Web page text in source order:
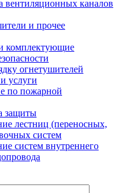
вентиляционных каналов
и прочее
комплектующие
огнетушителей
услуги
по пожарной
защиты
лестниц (переносных,
систем
систем внутреннего